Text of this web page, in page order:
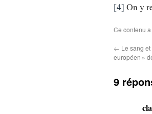
[4] On y
Ce contenu
← Le sang
européen »
9